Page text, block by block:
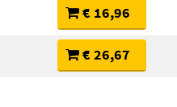
€ 16,96
€ 26,67